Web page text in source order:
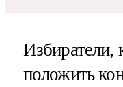
Избиратели,
положить